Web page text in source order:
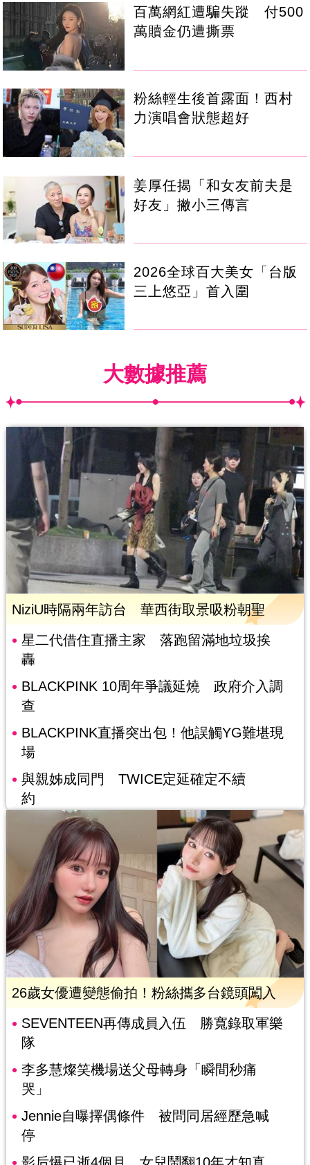
百萬網紅遭騙失蹤 付500
萬贖金仍遭撕票
粉絲輕生後首露面！西村
力演唱會狀態超好
姜厚任揭「和女友前夫是
好友」撇小三傳言
2026全球百大美女「台版
三上悠亞」首入圍
大數據推薦
NiziU時隔兩年訪台 華西街取景吸粉朝聖
星二代借住直播主家 落跑留滿地垃圾挨
轟
BLACKPINK 10周年爭議延燒 政府介入調
查
BLACKPINK直播突出包！他誤觸YG難堪現
場
與親姊成同門 TWICE定延確定不續
約
26歲女優遭變態偷拍！粉絲攜多台鏡頭闖入
SEVENTEEN再傳成員入伍 勝寬錄取軍樂
隊
李多慧燦笑機場送父母轉身「瞬間秒痛
哭」
Jennie自曝擇偶條件 被問同居經歷急喊
停
影后爆已逝4個月 女兒鬧翻10年才知真